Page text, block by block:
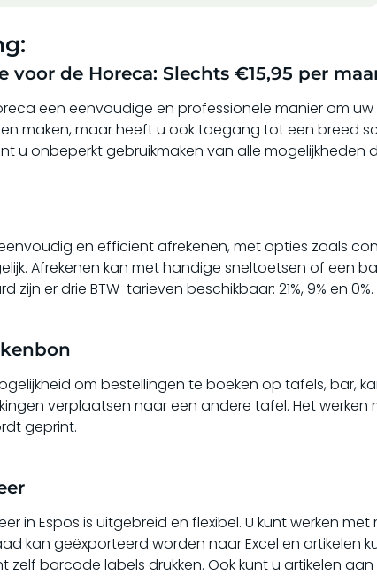
voor de Horeca: Slechts €15,95 per
een eenvoudige en professionele manier om
maken, maar heeft u ook toegang tot een breed
u onbeperkt gebruikmaken van alle mogelijkheden
en efficiënt afrekenen, met opties zoals
Afrekenen kan met handige sneltoetsen of een
zijn er drie BTW-tarieven beschikbaar: 21%, 9% en 0%.
om bestellingen te boeken op tafels, bar,
verplaatsen naar een andere tafel. Het
geprint.
in Espos is uitgebreid en flexibel. U kunt werken
kan geëxporteerd worden naar Excel en artikelen
zelf barcode labels drukken. Ook kunt u artikelen